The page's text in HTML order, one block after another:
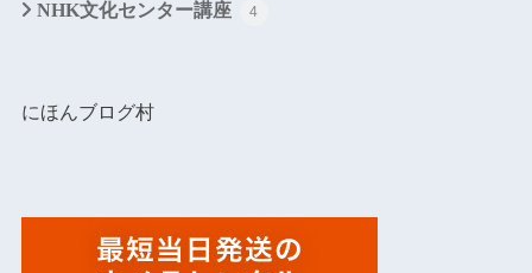
NHK文化センター講座 4
にほんブログ村